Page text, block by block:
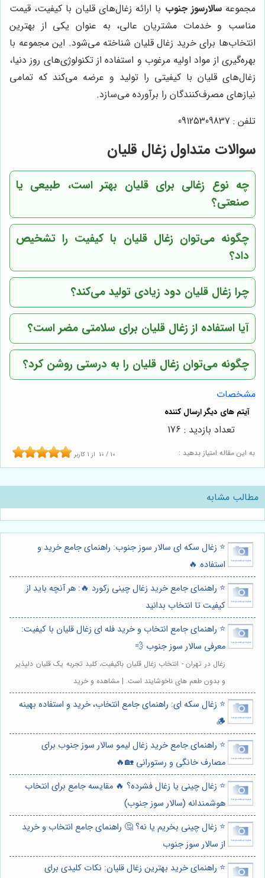
مجموعهسالارسوز جنوب با ارائه زغال‌های قلیان با کیفیت، قیمت
مناسب و خدمات مشتریان عالی، به عنوان یکی از بهترین
انتخاب‌ها برای خرید زغال قلیان شناخته می‌شود. این مجموعه با
بهره‌گیری از مواد اولیه مرغوب و استفاده از تکنولوژی‌های روز دنیا،
زغال‌های قلیان با کیفیتی را تولید و عرضه می‌کند که تمامی
نیازهای مصرف‌کنندگان را برآورده می‌سازد.
تلفن : 09125309837
سوالات متداول زغال قلیان
چه نوع زغالی برای قلیان بهتر است، طبیعی یا
صنعتی؟
چگونه می‌توان زغال قلیان با کیفیت را تشخیص
داد؟
چرا زغال قلیان دود زیادی تولید می‌کند؟
آیا استفاده از زغال قلیان برای سلامتی مضر است؟
چگونه می‌توان زغال قلیان را به درستی روشن کرد؟
مشخصات
به این مقاله امتیاز بدهید : 10 / 10 از 1 کاربر
تعداد بازدید : 176
مطالب مشابه
⭐️ زغال سکه ای سالار سوز جنوب: راهنمای جامع خرید و
استفاده 🔥
⭐️ راهنمای جامع خرید زغال چینی رکورد 🔥: هر آنچه باید از
کیفیت تا انتخاب بدانید
⭐️ راهنمای جامع انتخاب و خرید فله ای زغال قلیان با کیفیت:
معرفی سالار سوز جنوب 💨
زغال در تهران - انتخاب زغال قلیان باکیفیت، کلید تجربه یک قلیان دلپذیر
و بدون طعم های ناخوشایند است. | مشاهده و خرید
⭐️ زغال سکه ای: راهنمای جامع انتخاب، خرید و استفاده بهینه
🪵
⭐️ راهنمای جامع خرید زغال لیمو سالار سوز جنوب برای
مصارف خانگی و رستورانی 🏡🔥
⭐️ زغال چینی یا زغال فشرده؟ 🔥 مقایسه جامع برای انتخاب
هوشمندانه (سالار سوز جنوب)
⭐️ زغال چینی بخریم یا نه؟ 🤔 راهنمای جامع انتخاب و خرید
از سالار سوز جنوب
⭐️ راهنمای خرید بهترین زغال قلیان: نکات کلیدی برای